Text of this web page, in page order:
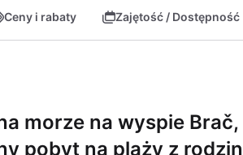
Ceny i rabaty Zajętość / Dostępność
morze na wyspie Brač,
pobyt na plaży z